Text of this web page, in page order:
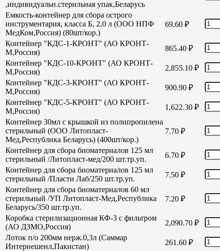
,индивидуальн.стерильная упак,Беларусь
Емкость-контейнер для сбора острого
инструментария, класса Б, 2,0 л (ООО НПФ
МедКом,Россия) (80шт/кор.)
69.60 ₽
Контейнер "КДС-1-КРОНТ" (АО КРОНТ-
М,Россия)
865.40 ₽
Контейнер "КДС-10-КРОНТ" (АО КРОНТ-
М,Россия)
2,855.10 ₽
Контейнер "КДС-3-КРОНТ" (АО КРОНТ-
М,Россия)
900.90 ₽
Контейнер "КДС-5-КРОНТ" (АО КРОНТ-
М,Россия)
1,622.30 ₽
Контейнер 30мл с крышкой из полипропилена
стерильный (ООО Литопласт-
Мед,Республика Беларусь) (400шт/кор.)
7.70 ₽
Контейнер для сбора биоматериалов 125 мл
стерильный /Литопласт-мед/200 шт.тр.уп.
6.70 ₽
Контейнер для сбора биоматериалов 125 мл
стерильный /Пласти Лаб/250 шт.тр.уп.
7.50 ₽
Контейнер для сбора биоматериалов 60 мл
стерильный /УП Литопласт-Мед,Республика
Беларусь/350 шт.тр.уп.
7.20 ₽
Коробка стерилизационная КФ-3 с фильтром
(АО ДЗМО,Россия)
2,090.70 ₽
Лоток п/о 200мм нерж.0,3л (Саммар
Интернешенл,Пакистан)
261.60 ₽